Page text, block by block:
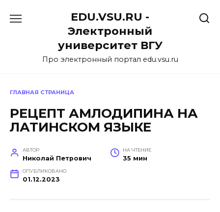
EDU.VSU.RU -
Электронный
университет ВГУ
Про электронный портал edu.vsu.ru
ГЛАВНАЯ СТРАНИЦА
РЕЦЕПТ АМЛОДИПИНА НА
ЛАТИНСКОМ ЯЗЫКЕ
АВТОР
Николай Петрович
НА ЧТЕНИЕ
35 мин
ОПУБЛИКОВАНО
01.12.2023